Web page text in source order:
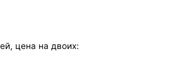
цена на двоих: